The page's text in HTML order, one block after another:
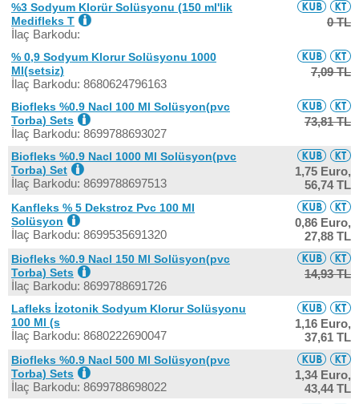
%3 Sodyum Klorür Solüsyonu (150 ml'lik
Medifleks T
İlaç Barkodu:
0 TL
% 0,9 Sodyum Klorur Solüsyonu 1000
Ml(setsiz)
İlaç Barkodu: 8680624796163
7,09 TL
Biofleks %0.9 Nacl 100 Ml Solüsyon(pvc
Torba) Sets
İlaç Barkodu: 8699788693027
73,81 TL
Biofleks %0.9 Nacl 1000 Ml Solüsyon(pvc
Torba) Set
İlaç Barkodu: 8699788697513
1,75 Euro,
56,74 TL
Kanfleks % 5 Dekstroz Pvc 100 Ml
Solüsyon
İlaç Barkodu: 8699535691320
0,86 Euro,
27,88 TL
Biofleks %0.9 Nacl 150 Ml Solüsyon(pvc
Torba) Sets
İlaç Barkodu: 8699788691726
14,93 TL
Lafleks İzotonik Sodyum Klorur Solüsyonu
100 Ml (s
İlaç Barkodu: 8680222690047
1,16 Euro,
37,61 TL
Biofleks %0.9 Nacl 500 Ml Solüsyon(pvc
Torba) Sets
İlaç Barkodu: 8699788698022
1,34 Euro,
43,44 TL